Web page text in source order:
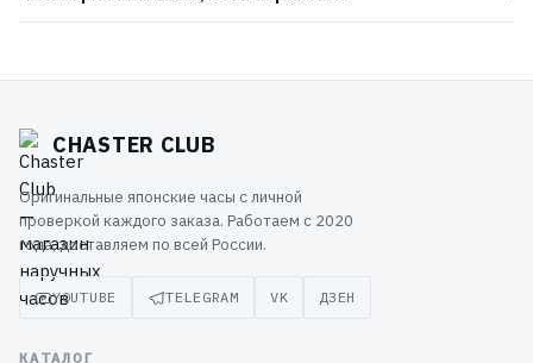
CHASTER CLUB
Оригинальные японские часы с личной
проверкой каждого заказа. Работаем с 2020
года, доставляем по всей России.
YOUTUBE TELEGRAM VK ДЗЕН
КАТАЛОГ